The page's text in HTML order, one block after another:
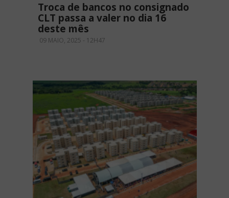
Troca de bancos no consignado
CLT passa a valer no dia 16
deste mês
09 MAIO, 2025 - 12H47